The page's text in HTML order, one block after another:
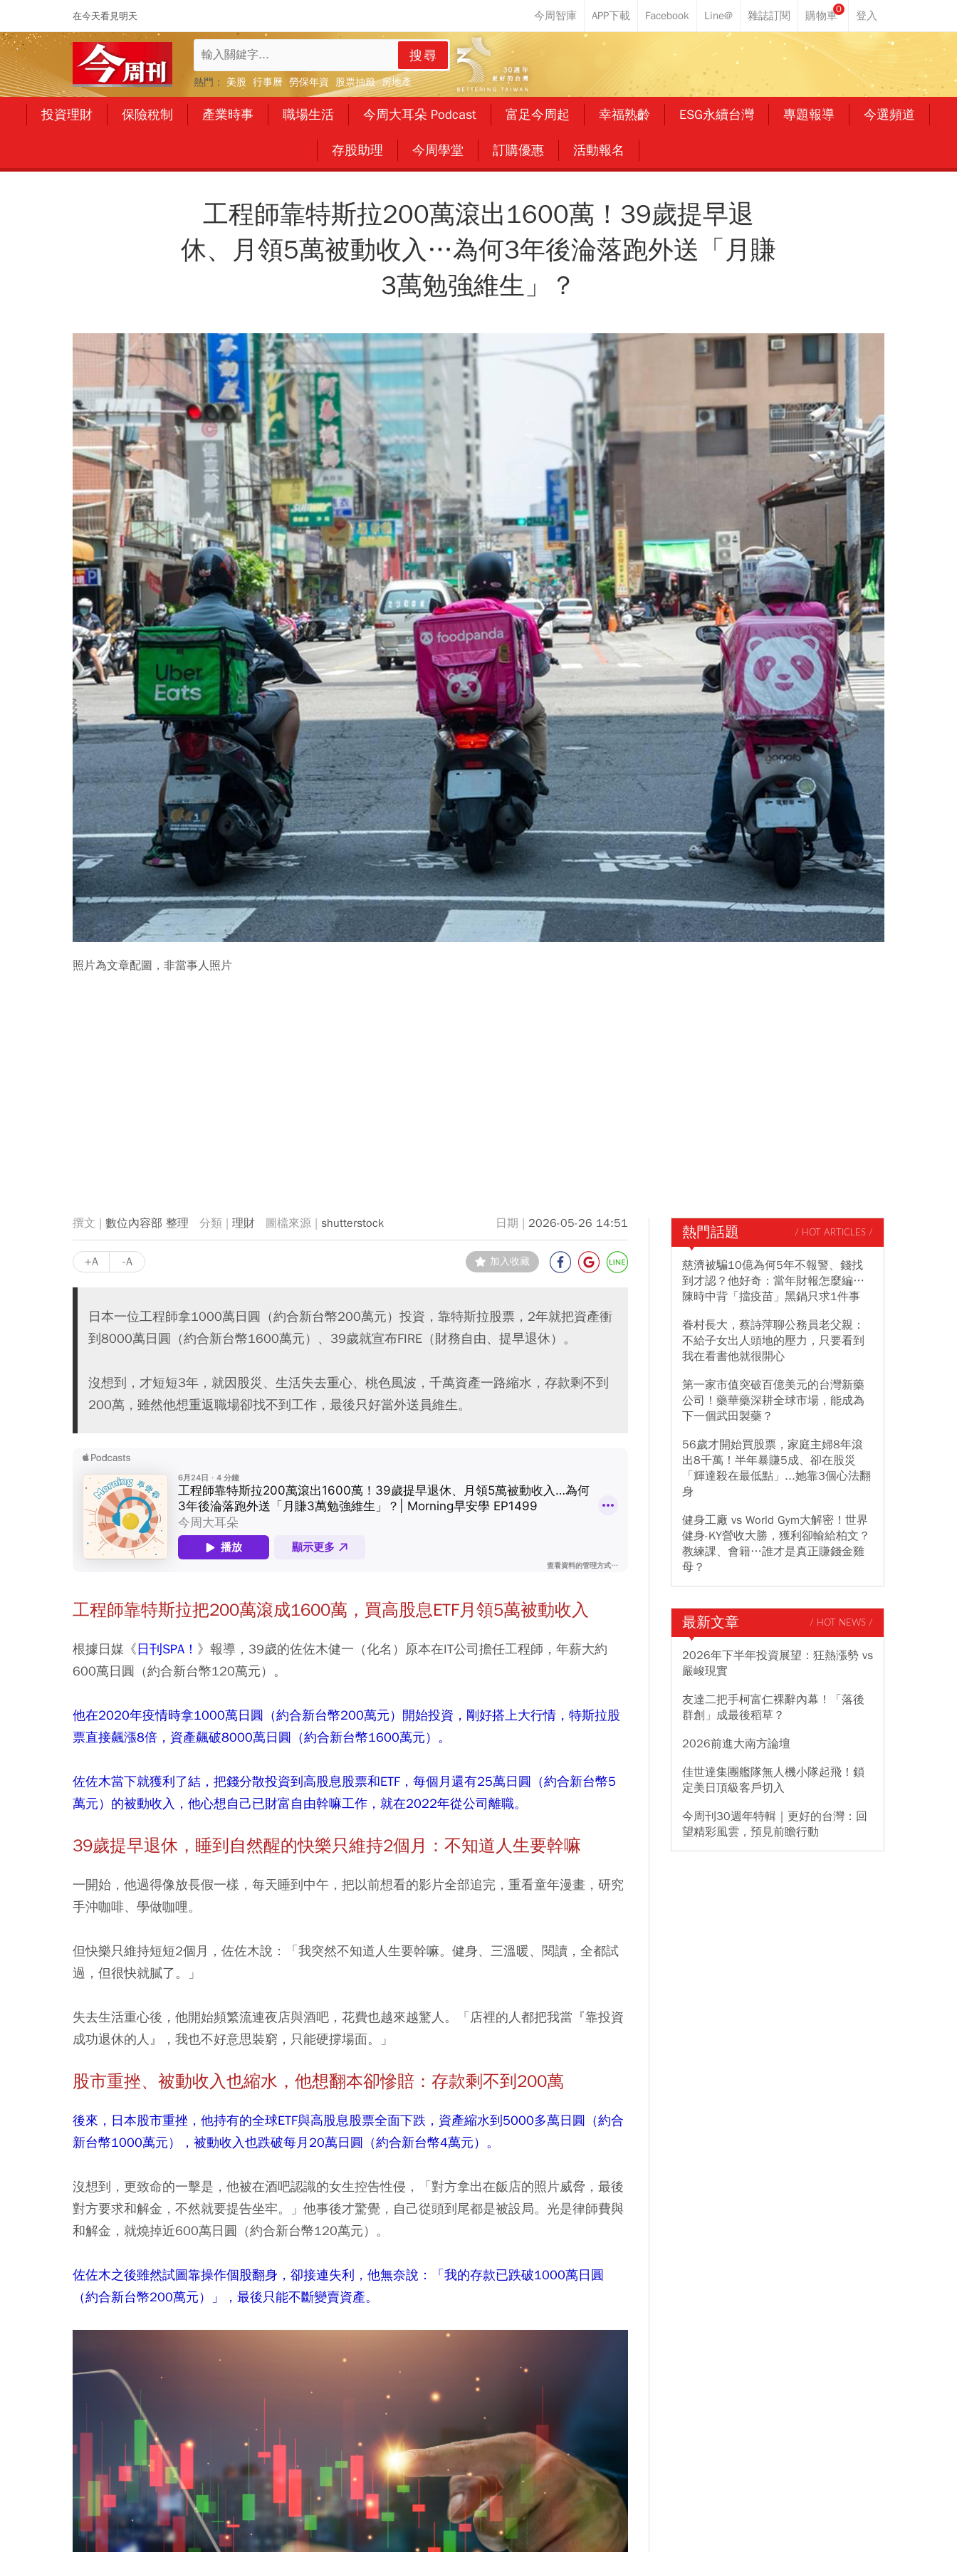
在今天看見明天
0
搜尋
熱門： 美股 行事曆 勞保年資 股票抽籤 房地產
投資理財 保險稅制 產業時事 職場生活 今周大耳朵 Podcast 富足今周起 幸福熟齡 ESG永續台灣 專題報導 今選頻道
存股助理 今周學堂 訂購優惠 活動報名
工程師靠特斯拉200萬滾出1600萬！39歲提早退
休、月領5萬被動收入…為何3年後淪落跑外送「月賺
3萬勉強維生」？
照片為文章配圖，非當事人照片
數位內容部 整理 理財 shutterstock 2026-05-26 14:51
+A -A 加入收藏
日本一位工程師拿1000萬日圓（約合新台幣200萬元）投資，靠特斯拉股票，2年就把資產衝
到8000萬日圓（約合新台幣1600萬元）、39歲就宣布FIRE（財務自由、提早退休）。
沒想到，才短短3年，就因股災、生活失去重心、桃色風波，千萬資產一路縮水，存款剩不到
200萬，雖然他想重返職場卻找不到工作，最後只好當外送員維生。
工程師靠特斯拉把200萬滾成1600萬，買高股息ETF月領5萬被動收入
根據日媒《日刊SPA！ 》報導，39歲的佐佐木健一（化名）原本在IT公司擔任工程師，年薪大約
600萬日圓（約合新台幣120萬元）。
他在2020年疫情時拿1000萬日圓（約合新台幣200萬元）開始投資，剛好搭上大行情，特斯拉股
票直接飆漲8倍，資產飆破8000萬日圓（約合新台幣1600萬元）。
佐佐木當下就獲利了結，把錢分散投資到高股息股票和ETF，每個月還有25萬日圓（約合新台幣5
萬元）的被動收入，他心想自己已財富自由幹嘛工作，就在2022年從公司離職。
39歲提早退休，睡到自然醒的快樂只維持2個月：不知道人生要幹嘛
一開始，他過得像放長假一樣，每天睡到中午，把以前想看的影片全部追完，重看童年漫畫，研究
手沖咖啡、學做咖哩。
但快樂只維持短短2個月，佐佐木說：「我突然不知道人生要幹嘛。健身、三溫暖、閱讀，全都試
過，但很快就膩了。」
失去生活重心後，他開始頻繁流連夜店與酒吧，花費也越來越驚人。「店裡的人都把我當『靠投資
成功退休的人』，我也不好意思裝窮，只能硬撐場面。」
股市重挫、被動收入也縮水，他想翻本卻慘賠：存款剩不到200萬
後來，日本股市重挫，他持有的全球ETF與高股息股票全面下跌，資產縮水到5000多萬日圓（約合
新台幣1000萬元），被動收入也跌破每月20萬日圓（約合新台幣4萬元）。
沒想到，更致命的一擊是，他被在酒吧認識的女生控告性侵，「對方拿出在飯店的照片威脅，最後
對方要求和解金，不然就要提告坐牢。」他事後才驚覺，自己從頭到尾都是被設局。光是律師費與
和解金，就燒掉近600萬日圓（約合新台幣120萬元）。
佐佐木之後雖然試圖靠操作個股翻身，卻接連失利，他無奈說：「我的存款已跌破1000萬日圓
（約合新台幣200萬元）」，最後只能不斷變賣資產。
熱門話題 / HOT ARTICLES /
慈濟被騙10億為何5年不報警、錢找
到才認？他好奇：當年財報怎麼編…
陳時中背「擋疫苗」黑鍋只求1件事
眷村長大，蔡詩萍聊公務員老父親：
不給子女出人頭地的壓力，只要看到
我在看書他就很開心
第一家市值突破百億美元的台灣新藥
公司！藥華藥深耕全球市場，能成為
下一個武田製藥？
56歲才開始買股票，家庭主婦8年滾
出8千萬！半年暴賺5成、卻在股災
「輝達殺在最低點」...她靠3個心法翻
身
健身工廠 vs World Gym大解密！世界
健身-KY營收大勝，獲利卻輸給柏文？
教練課、會籍…誰才是真正賺錢金雞
母？
最新文章 / HOT NEWS /
2026年下半年投資展望：狂熱漲勢 vs
嚴峻現實
友達二把手柯富仁裸辭內幕！「落後
群創」成最後稻草？
2026前進大南方論壇
佳世達集團艦隊無人機小隊起飛！鎖
定美日頂級客戶切入
今周刊30週年特輯｜更好的台灣：回
望精彩風雲，預見前瞻行動